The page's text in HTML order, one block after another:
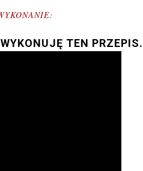
TEN PRZEPIS.